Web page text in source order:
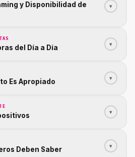
y Disponibilidad de
▾
del Día a Día ▾
Es Apropiado ▾
▾
Deben Saber ▾